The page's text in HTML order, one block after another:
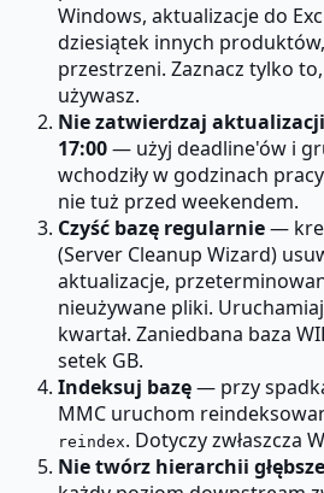
Windows, aktualizacje do
dziesiątek innych
przestrzeni. Zaznacz tylko
używasz.
Nie zatwierdzaj
17:00— użyj deadline'ów i
wchodziły w godzinach
nie tuż przed weekendem.
Czyść bazę regularnie—
(Server Cleanup Wizard)
aktualizacje,
nieużywane pliki.
kwartał. Zaniedbana baza
setek GB.
Indeksuj bazę— przy
MMC uruchom
reindex. Dotyczy zwłaszcza
Nie twórz hierarchii